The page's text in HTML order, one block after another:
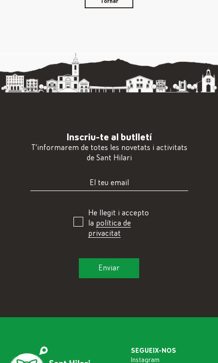
Inscriu-te al butlletí
T'informarem de totes les novetats i activitats
de Sant Hilari
He llegit i accepto
la política de
privacitat
SEGUEIX-NOS
Instagram